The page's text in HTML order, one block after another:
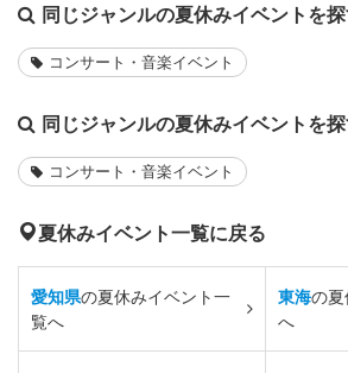
同じジャンルの夏休みイベントを探
コンサート・音楽イベント
同じジャンルの夏休みイベントを探
コンサート・音楽イベント
夏休みイベント一覧に戻る
愛知県の夏休みイベント一
覧へ
東海の
へ